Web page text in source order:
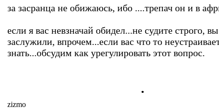
за засранца не обижаюсь, ибо ....трепач он и в
если я вас невзначай обидел...не судите строго,
заслужили, впрочем...если вас что то
знать...обсудим как урегулировать этот вопрос.
.
zizmo